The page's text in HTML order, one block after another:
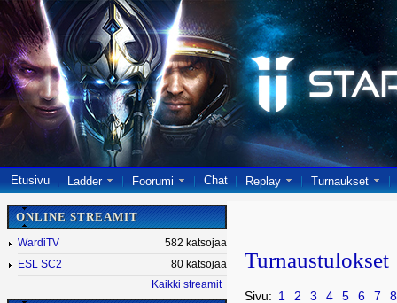
Etusivu Ladder Foorumi Chat Replay Turnaukset
ONLINE STREAMIT
WardiTV
582 katsojaa
ESL SC2
80 katsojaa
Kaikki streamit
Turnaustulokset
Sivu: 1 2 3 4 5 6 7
8